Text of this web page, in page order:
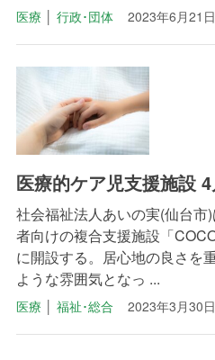
医療 │ 行政･団体 2023年6月21日
医療的ケア児支援施設
社会福祉法人あいの実(仙台市
者向けの複合支援施設「
に開設する。居心地の良さを
ような雰囲気となっ ...
医療 福祉･総合 2023年3月30日